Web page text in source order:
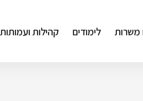
משרות לימודים קהילות ועמותות